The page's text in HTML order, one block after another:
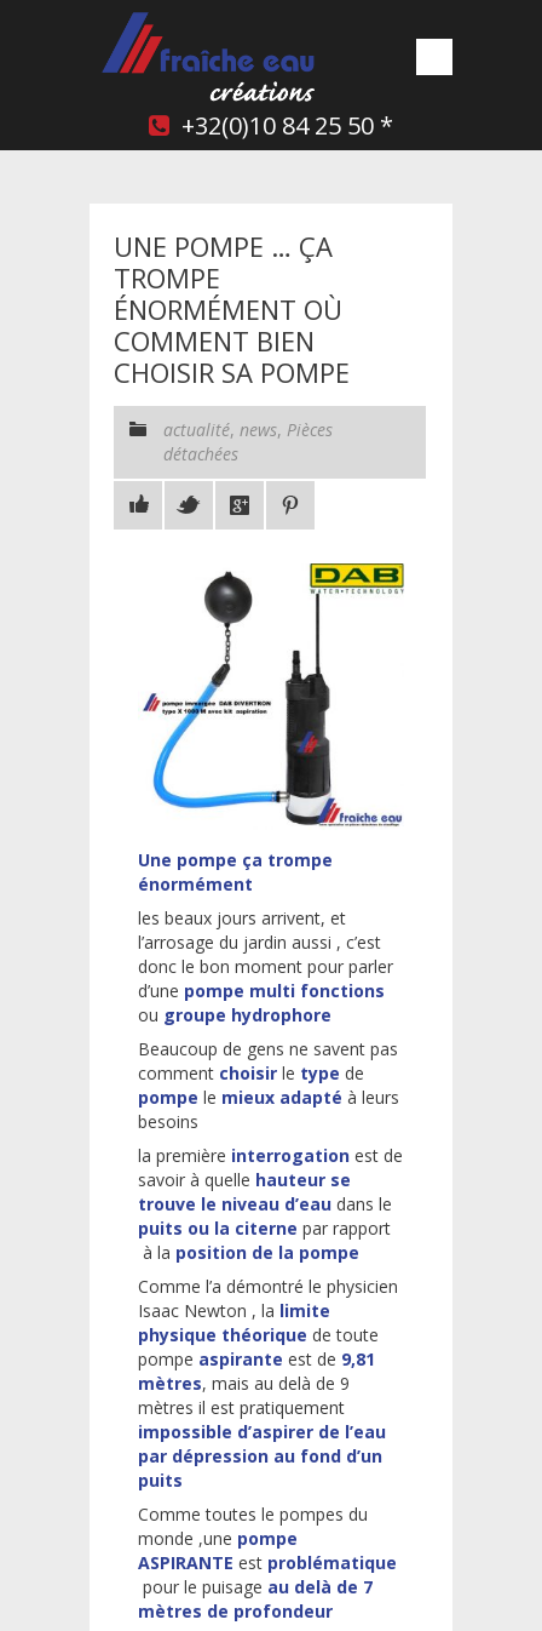
+32(0)10 84 25 50 *
UNE POMPE … ÇA
TROMPE
ÉNORMÉMENT OÙ
COMMENT BIEN
CHOISIR SA POMPE
actualité, news, Pièces
détachées
Une pompe ça trompe
énormément
les beaux jours arrivent, et
l’arrosage du jardin aussi , c’est
donc le bon moment pour parler
d’une pompe multi fonctions
ou groupe hydrophore
Beaucoup de gens ne savent pas
comment choisir le type de
pompe le mieux adapté à leurs
besoins
la première interrogation est de
savoir à quelle hauteur se
trouve le niveau d’eau dans le
puits ou la citerne par rapport
à la position de la pompe
Comme l’a démontré le physicien
Isaac Newton , la limite
physique théorique de toute
pompe aspirante est de 9,81
mètres, mais au delà de 9
mètres il est pratiquement
impossible d’aspirer de l’eau
par dépression au fond d’un
puits
Comme toutes le pompes du
monde ,une pompe
ASPIRANTE est problématique
pour le puisage au delà de 7
mètres de profondeur